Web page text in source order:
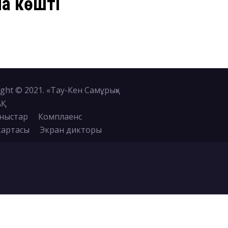
© 2021. «Тау-Кен Самұрық»
Комплаенс
Экран дикторы